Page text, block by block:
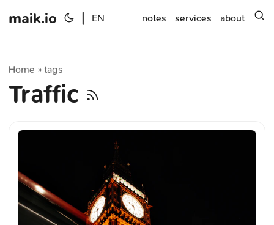
maik.io EN notes services about
Home »tags
Traffic